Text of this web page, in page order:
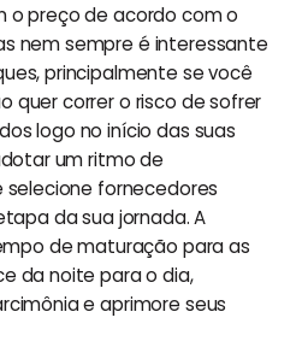
o preço de acordo com o
nem sempre é interessante
principalmente se você
quer correr o risco de sofrer
logo no início das suas
um ritmo de
fornecedores
da sua jornada. A
de maturação para as
da noite para o dia,
e aprimore seus